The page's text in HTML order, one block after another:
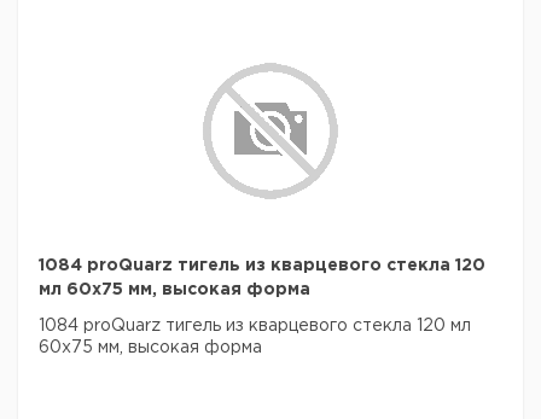
1084 proQuarz тигель из кварцевого стекла 120
мл 60x75 мм, высокая форма
1084 proQuarz тигель из кварцевого стекла 120 мл
60x75 мм, высокая форма